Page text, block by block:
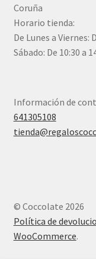
Coruña
Horario tienda:
De Lunes a Viernes:
Sábado: De 10:30 a
Información de
641305108
© Coccolate 2026
Política de
WooCommerce.